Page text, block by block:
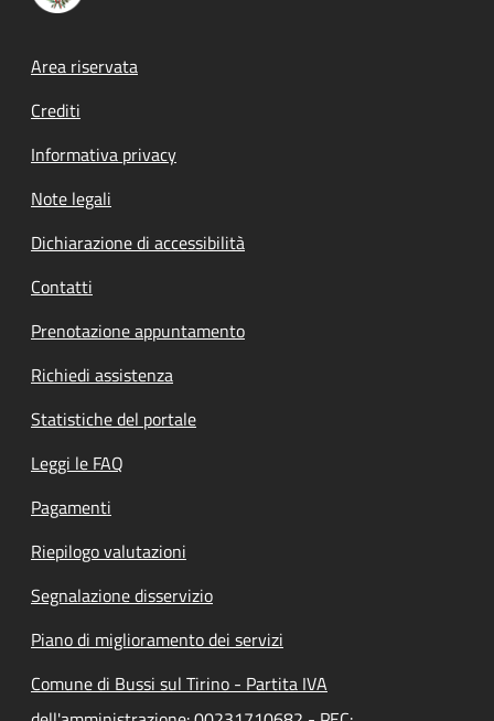
Footer menu
Area riservata
Crediti
Informativa privacy
Note legali
Dichiarazione di accessibilità
Contatti
Prenotazione appuntamento
Richiedi assistenza
Statistiche del portale
Leggi le FAQ
Pagamenti
Riepilogo valutazioni
Segnalazione disservizio
Piano di miglioramento dei servizi
Comune di Bussi sul Tirino - Partita IVA